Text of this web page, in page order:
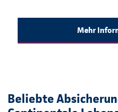
Mehr
Beliebte